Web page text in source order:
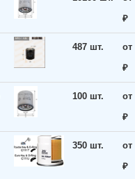
₽
487 шт.
от
₽
100 шт.
от
₽
350 шт.
от
₽